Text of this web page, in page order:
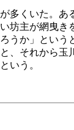
多くいた。あ
坊主が網曳き
ろうか」とい
、それから玉
いう。